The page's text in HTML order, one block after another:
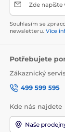
Zde napište
Souhlasím se
newsletteru. Více
Potřebujete
Zákaznický
499 599 595
Kde nás najdete
Naše